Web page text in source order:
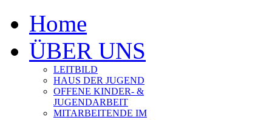
Home
ÜBER UNS
LEITBILD
HAUS DER JUGEND
OFFENE KINDER- &
JUGENDARBEIT
MITARBEITENDE IM